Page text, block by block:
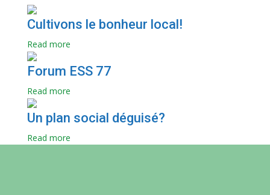
Cultivons le bonheur local!
Read more
Forum ESS 77
Read more
Un plan social déguisé?
Read more